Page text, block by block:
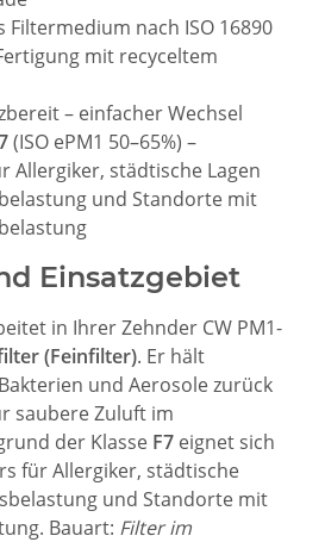
Filtermedium nach ISO 16890
mit recyceltem
– einfacher Wechsel
(ISO ePM1 50–65%) –
Allergiker, städtische Lagen
und Standorte mit
Einsatzgebiet
in Ihrer Zehnder CW PM1-
(Feinfilter). Er hält
und Aerosole zurück
saubere Zuluft im
der Klasse F7 eignet sich
für Allergiker, städtische
und Standorte mit
Bauart: Filter im